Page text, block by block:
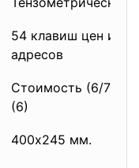
54 клавиш цен и
адресов
Стоимость (6/7),
(6)
400х245 мм.